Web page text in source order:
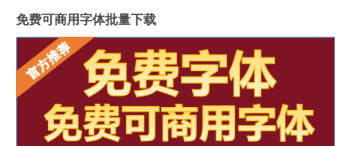
免费可商用字体批量下载